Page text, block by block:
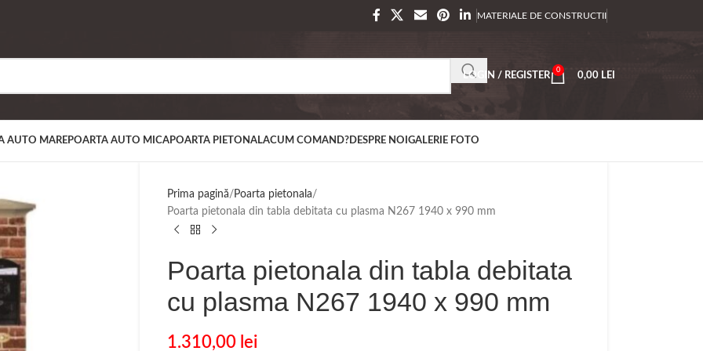
MATERIALE DE CONSTRUCTII
LOGIN / REGISTER
0
0,00 LEI
AUTO MAREPOARTA AUTO MICAPOARTA PIETONALACUM COMAND?DESPRE NOI GALERIE FOTO
Prima pagină
Poarta pietonala
Poarta pietonala din tabla debitata cu plasma N267 1940 x 990 mm
Poarta pietonala din tabla debitata
cu plasma N267 1940 x 990 mm
1.310,00 lei